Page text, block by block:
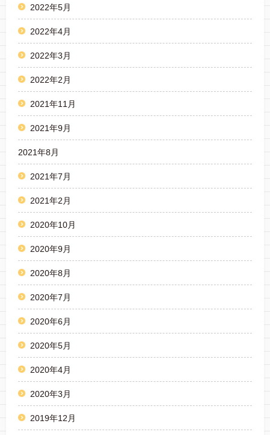
2022年5月
2022年4月
2022年3月
2022年2月
2021年11月
2021年9月
2021年8月
2021年7月
2021年2月
2020年10月
2020年9月
2020年8月
2020年7月
2020年6月
2020年5月
2020年4月
2020年3月
2019年12月